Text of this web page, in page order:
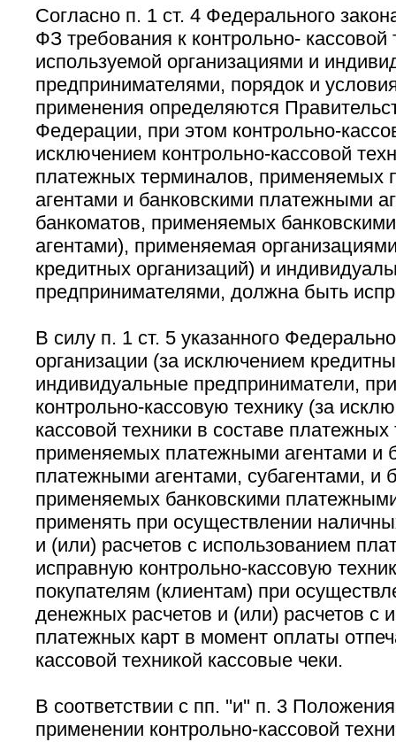
Согласно п. 1 ст. 4 Федерального
ФЗ требования к контрольно- кассовой
используемой организациями и
предпринимателями, порядок и
применения определяются
Федерации, при этом контрольно-
исключением контрольно-кассовой
платежных терминалов, применяемых
агентами и банковскими платежными
банкоматов, применяемых
агентами), применяемая
кредитных организаций) и
предпринимателями, должна быть
В силу п. 1 ст. 5 указанного
организации (за исключением
индивидуальные предприниматели,
контрольно-кассовую технику (за
кассовой техники в составе
применяемых платежными агентами и
платежными агентами, субагентами, и
применяемых банковскими
применять при осуществлении
и (или) расчетов с использованием
исправную контрольно-кассовую
покупателям (клиентам) при
денежных расчетов и (или) расчетов с
платежных карт в момент оплаты
кассовой техникой кассовые чеки.
В соответствии с пп. ''и'' п. 3
применении контрольно-кассовой